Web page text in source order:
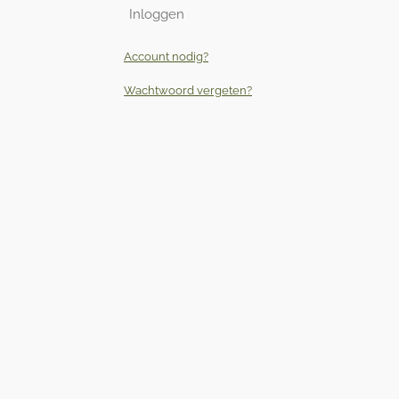
Inloggen
Account nodig?
Wachtwoord vergeten?